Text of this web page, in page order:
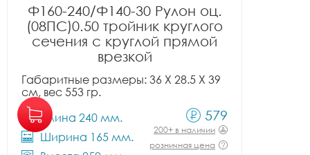
Ф160-240/Ф140-30 Рулон оц.
(08ПС)0.50 тройник круглого
сечения с круглой прямой
врезкой
Габаритные размеры: 36 X 28.5 X 39
см, вес 553 гр.
Длина 240 мм.
Ширина 165 мм.
579
200+ в наличии
розничная цена